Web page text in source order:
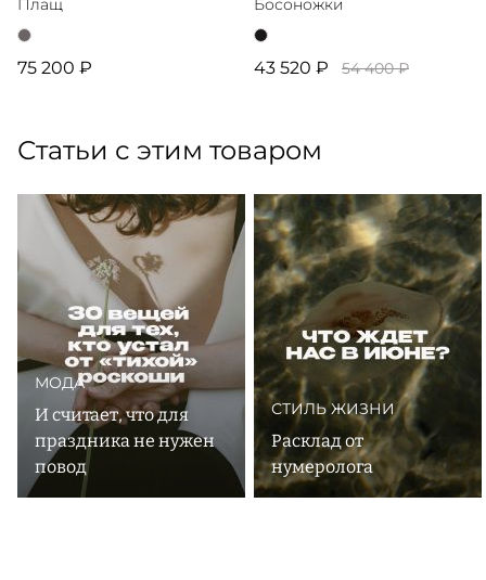
Плащ
75 200 ₽
Босоножки
43 520 ₽ 54 400 ₽
Статьи с этим товаром
МОДА
И считает, что для
праздника не нужен
повод
СТИЛЬ ЖИЗНИ
Расклад от
нумеролога